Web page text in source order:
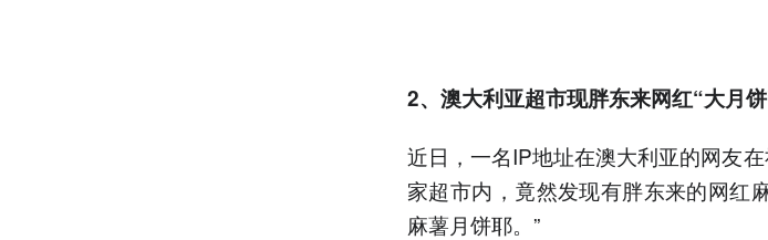
2、 澳大利亚超市现胖东来网红“大月
近日，一名IP地址在澳大利亚的网友
家超市内，竟然发现有胖东来的网红
麻薯月饼耶。”